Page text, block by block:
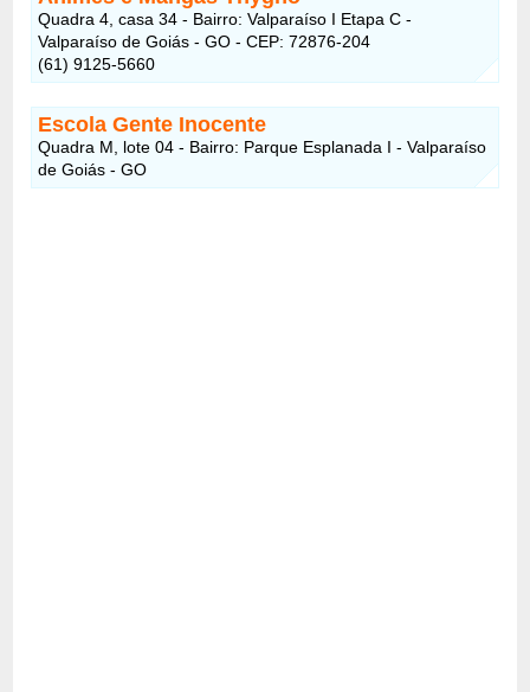
Quadra 4, casa 34 - Bairro: Valparaíso I Etapa C -
Valparaíso de Goiás - GO - CEP: 72876-204
(61) 9125-5660
Escola Gente Inocente
Quadra M, lote 04 - Bairro: Parque Esplanada I - Valparaíso
de Goiás - GO